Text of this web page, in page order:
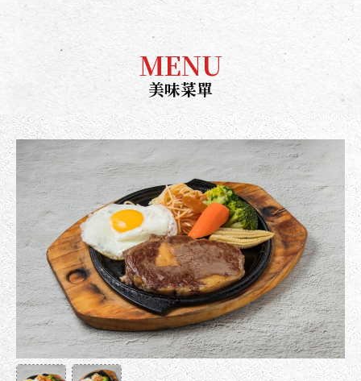
MENU
美味菜單